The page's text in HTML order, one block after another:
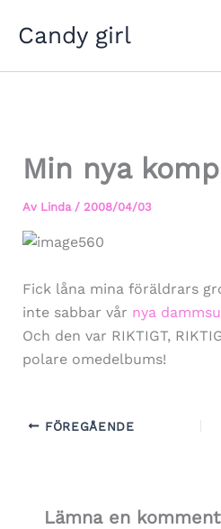
Candy girl
Min nya
Av Linda / 2008/04/03
Fick låna mina föräldrars
inte sabbar vår nya
Och den var RIKTIGT,
polare omedelbums!
FÖREGÅENDE
Lämna en